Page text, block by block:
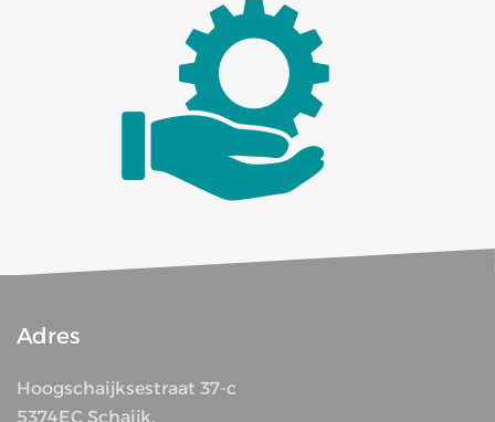
Adres
Hoogschaijksestraat 37-c
5374EC Schaijk.